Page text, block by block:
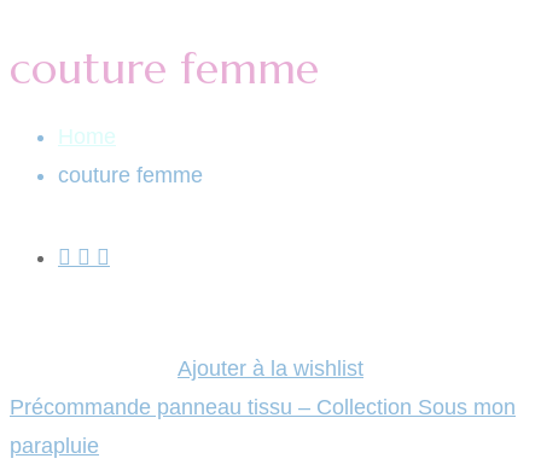
couture femme
Home
couture femme
Ajouter à la wishlist
Précommande panneau tissu – Collection Sous mon
parapluie